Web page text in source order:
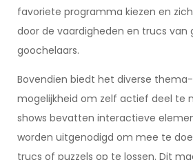
favoriete programma kiezen en
door de vaardigheden en trucs van
goochelaars.
Bovendien biedt het diverse
mogelijkheid om zelf actief deel te
shows bevatten interactieve
worden uitgenodigd om mee te
trucs of puzzels op te lossen. Dit